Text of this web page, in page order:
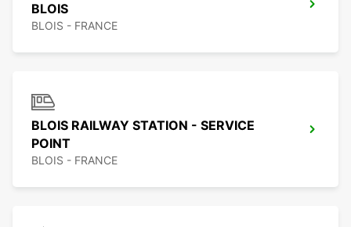
BLOIS
BLOIS - FRANCE
BLOIS RAILWAY STATION - SERVICE
POINT
BLOIS - FRANCE